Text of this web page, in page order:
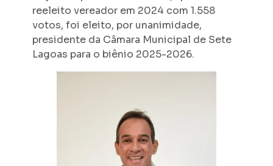
reeleito vereador em 2024 com 1.558
votos, foi eleito, por unanimidade,
presidente da Câmara Municipal de Sete
Lagoas para o biênio 2025-2026.